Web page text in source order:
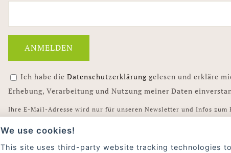
We use cookies!
This site uses third-party website tracking technologies
Ich habe die Datenschutzerklärung gelesen und erkläre
Erhebung, Verarbeitung und Nutzung meiner Daten
Ihre E-Mail-Adresse wird nur für unseren Newsletter und Infos zum